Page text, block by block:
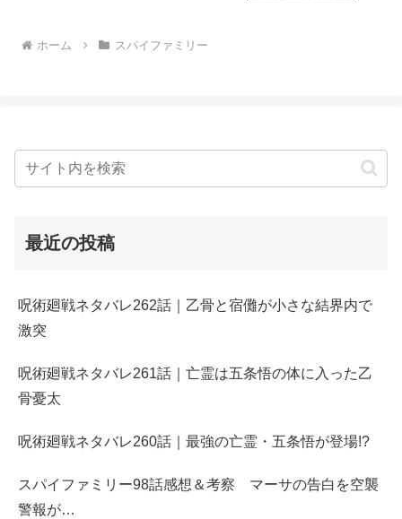
ホーム スパイファミリー
最近の投稿
呪術廻戦ネタバレ262話｜乙骨と宿儺が小さな結界内で
激突
呪術廻戦ネタバレ261話｜亡霊は五条悟の体に入った乙
骨憂太
呪術廻戦ネタバレ260話｜最強の亡霊・五条悟が登場!?
スパイファミリー98話感想＆考察 マーサの告白を空襲
警報が…